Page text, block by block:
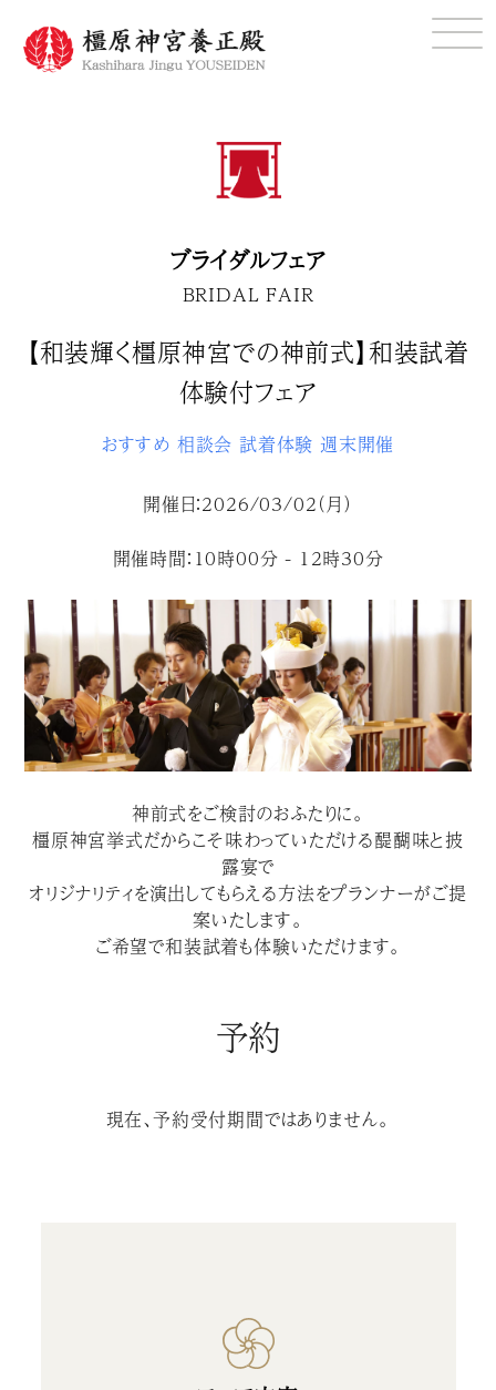
ブライダルフェア
BRIDAL FAIR
【和装輝く橿原神宮での神前式】和装試着
体験付フェア
おすすめ 相談会 試着体験 週末開催
開催日：2026/03/02（月）
開催時間：10時00分 - 12時30分
神前式をご検討のおふたりに。
橿原神宮挙式だからこそ味わっていただける醍醐味と披
露宴で
オリジナリティを演出してもらえる方法をプランナーがご提
案いたします。
ご希望で和装試着も体験いただけます。
予約
現在、予約受付期間ではありません。